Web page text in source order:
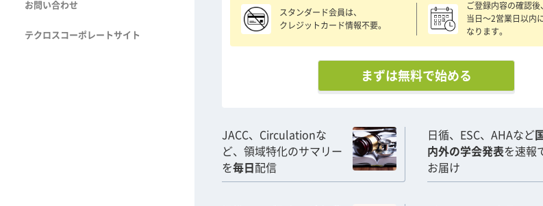
お問い合わせ
テクロスコーポレートサイト
スタンダード会員は、
クレジットカード情報不要。
ご登録内容の確認後
当日〜2営業日以内
なります。
まずは無料で始める
JACC、Circulationな
ど、領域特化のサマリー
を毎日 配信
日循、ESC、AHAなど国
内外の学会発表を速報
お届け